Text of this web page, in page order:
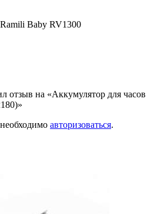
Baby RV1300
отзыв на «Аккумулятор для часов
авторизоваться.